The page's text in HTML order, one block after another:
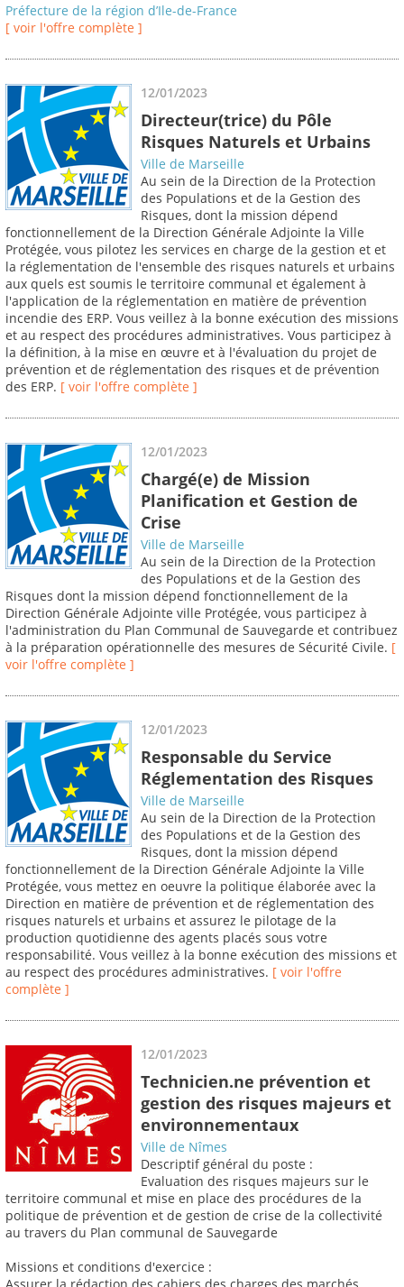
Préfecture de la région d’Ile-de-France
[ voir l'offre complète ]
12/01/2023
Directeur(trice) du Pôle
Risques Naturels et Urbains
Ville de Marseille
Au sein de la Direction de la Protection
des Populations et de la Gestion des
Risques, dont la mission dépend
fonctionnellement de la Direction Générale Adjointe la Ville
Protégée, vous pilotez les services en charge de la gestion et et
la réglementation de l'ensemble des risques naturels et urbains
aux quels est soumis le territoire communal et également à
l'application de la réglementation en matière de prévention
incendie des ERP. Vous veillez à la bonne exécution des missions
et au respect des procédures administratives. Vous participez à
la définition, à la mise en œuvre et à l'évaluation du projet de
prévention et de réglementation des risques et de prévention
des ERP. [ voir l'offre complète ]
12/01/2023
Chargé(e) de Mission
Planification et Gestion de
Crise
Ville de Marseille
Au sein de la Direction de la Protection
des Populations et de la Gestion des
Risques dont la mission dépend fonctionnellement de la
Direction Générale Adjointe ville Protégée, vous participez à
l'administration du Plan Communal de Sauvegarde et contribuez
à la préparation opérationnelle des mesures de Sécurité Civile. [
voir l'offre complète ]
12/01/2023
Responsable du Service
Réglementation des Risques
Ville de Marseille
Au sein de la Direction de la Protection
des Populations et de la Gestion des
Risques, dont la mission dépend
fonctionnellement de la Direction Générale Adjointe la Ville
Protégée, vous mettez en oeuvre la politique élaborée avec la
Direction en matière de prévention et de réglementation des
risques naturels et urbains et assurez le pilotage de la
production quotidienne des agents placés sous votre
responsabilité. Vous veillez à la bonne exécution des missions et
au respect des procédures administratives. [ voir l'offre
complète ]
12/01/2023
Technicien.ne prévention et
gestion des risques majeurs et
environnementaux
Ville de Nîmes
Descriptif général du poste :
Evaluation des risques majeurs sur le
territoire communal et mise en place des procédures de la
politique de prévention et de gestion de crise de la collectivité
au travers du Plan communal de Sauvegarde
Missions et conditions d'exercice :